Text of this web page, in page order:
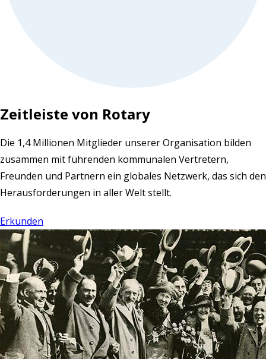
Zeitleiste von Rotary
Die 1,4 Millionen Mitglieder unserer Organisation bilden
zusammen mit führenden kommunalen Vertretern,
Freunden und Partnern ein globales Netzwerk, das sich den
Herausforderungen in aller Welt stellt.
Erkunden